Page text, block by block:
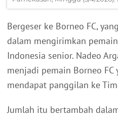
Bergeser ke Borneo FC,
dalam mengirimkan
Indonesia senior. Nadeo
menjadi pemain Borneo
mendapat panggilan ke
Jumlah itu bertambah